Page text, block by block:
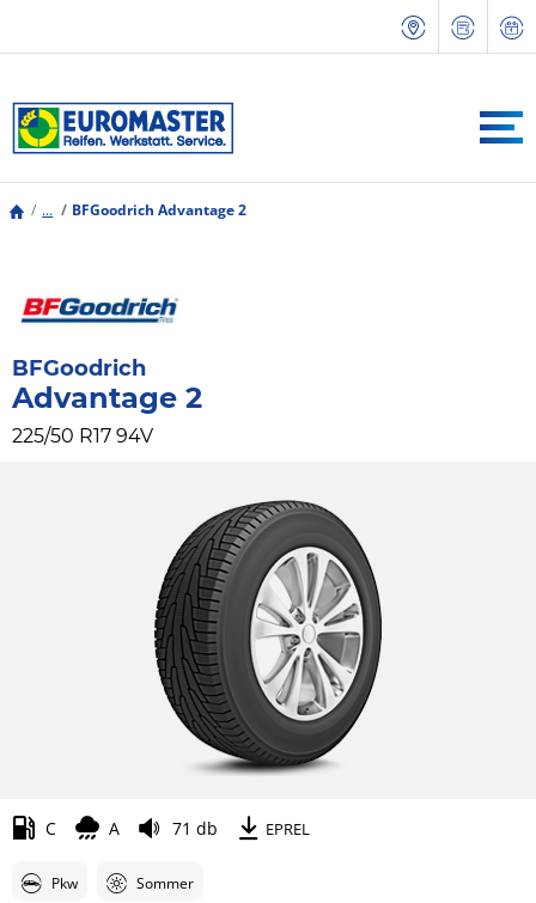
... BFGoodrich Advantage 2
BFGoodrich
Advantage 2
225/50 R17 94V
C A 71 db EPREL
Pkw Sommer